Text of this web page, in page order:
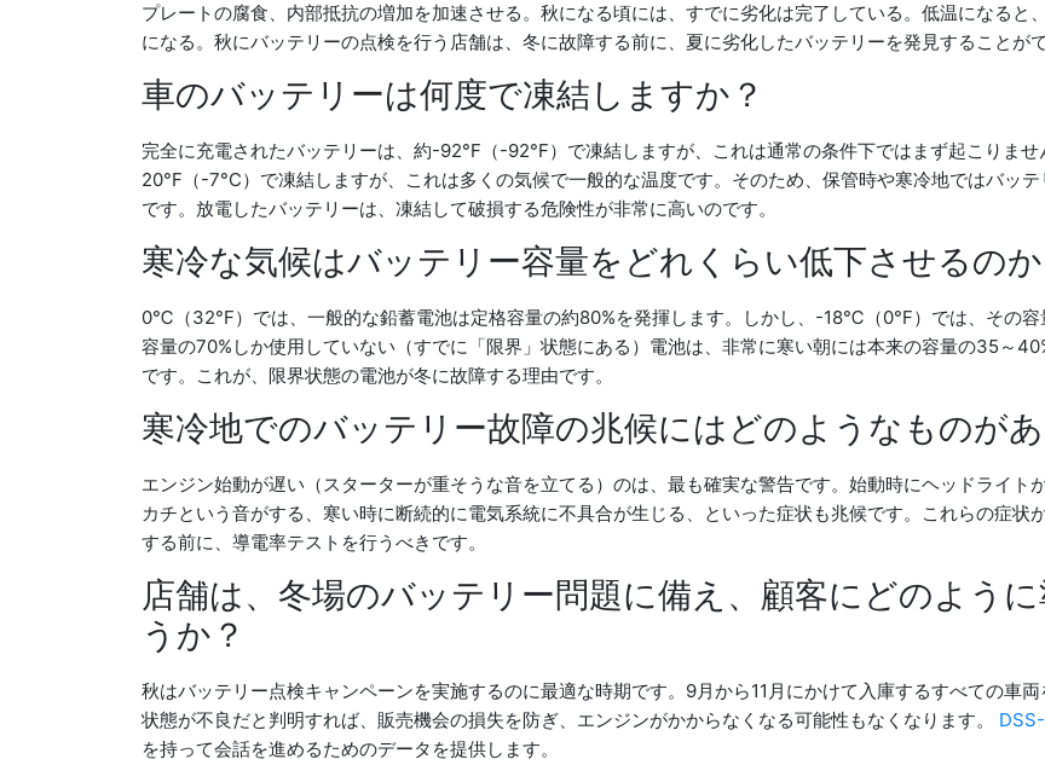
プレートの腐食、内部抵抗の増加を加速させる。秋になる頃には、すでに劣化は完了している。低温になると
になる。秋にバッテリーの点検を行う店舗は、冬に故障する前に、夏に劣化したバッテリーを発見することがで
車のバッテリーは何度で凍結しますか？
完全に充電されたバッテリーは、約-92°F（-92°F）で凍結しますが、これは通常の条件下ではまず起こりま
20°F（-7°C）で凍結しますが、これは多くの気候で一般的な温度です。そのため、保管時や寒冷地ではバッ
です。放電したバッテリーは、凍結して破損する危険性が非常に高いのです。
寒冷な気候はバッテリー容量をどれくらい低下させるのか
0℃（32°F）では、一般的な鉛蓄電池は定格容量の約80%を発揮します。しかし、-18℃（0°F）では、その
容量の70%しか使用していない（すでに「限界」状態にある）電池は、非常に寒い朝には本来の容量の35～
です。これが、限界状態の電池が冬に故障する理由です。
寒冷地でのバッテリー故障の兆候にはどのようなものが
エンジン始動が遅い（スターターが重そうな音を立てる）のは、最も確実な警告です。始動時にヘッドライト
カチという音がする、寒い時に断続的に電気系統に不具合が生じる、といった症状も兆候です。これらの症状
する前に、導電率テストを行うべきです。
店舗は、冬場のバッテリー問題に備え、顧客にどのよう
うか？
秋はバッテリー点検キャンペーンを実施するのに最適な時期です。9月から11月にかけて入庫するすべての車
状態が不良だと判明すれば、販売機会の損失を防ぎ、エンジンがかからなくなる可能性もなくなります。
を持って会話を進めるためのデータを提供します。